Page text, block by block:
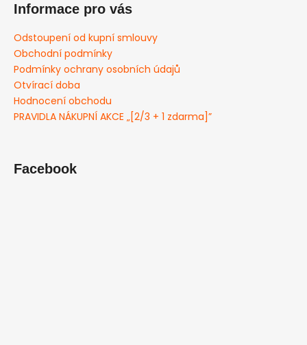
Informace pro vás
Odstoupení od kupní smlouvy
Obchodní podmínky
Podmínky ochrany osobních údajů
Otvírací doba
Hodnocení obchodu
PRAVIDLA NÁKUPNÍ AKCE „[2/3 + 1 zdarma]”
Facebook